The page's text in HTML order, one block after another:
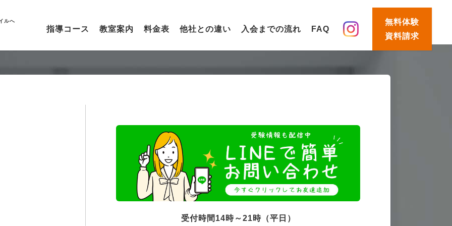
ルへ
指導コース 教室案内 料金表 他社との違い 入会までの流れ FAQ
無料体験
資料請求
受付時間14時～21時（平日）